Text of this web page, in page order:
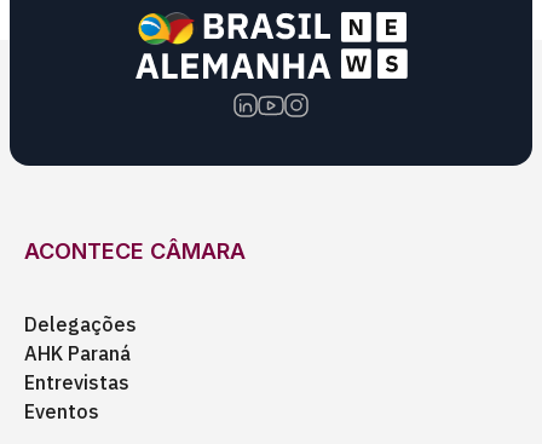
ACONTECE CÂMARA
Delegações
AHK Paraná
Entrevistas
Eventos